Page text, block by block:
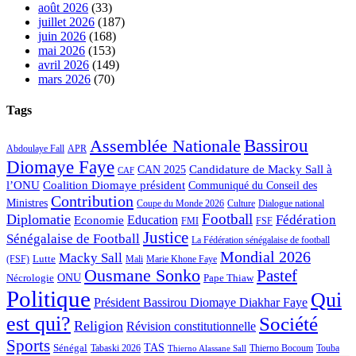
août 2026 (33)
juillet 2026 (187)
juin 2026 (168)
mai 2026 (153)
avril 2026 (149)
mars 2026 (70)
Tags
Abdoulaye Fall APR Assemblée Nationale Bassirou
Diomaye Faye CAF CAN 2025 Candidature de Macky Sall à
l’ONU Coalition Diomaye président Communiqué du Conseil des
Ministres Contribution Coupe du Monde 2026 Culture Dialogue national
Diplomatie Economie Education FMI Football FSF Fédération
Sénégalaise de Football Justice La Fédération sénégalaise de football
(FSF) Lutte Macky Sall Mali Marie Khone Faye Mondial 2026
Nécrologie ONU Ousmane Sonko Pape Thiaw Pastef
Politique Président Bassirou Diomaye Diakhar Faye Qui
est qui? Religion Révision constitutionnelle Société
Sports Sénégal Tabaski 2026 TAS Thierno Alassane Sall Thierno Bocoum Touba